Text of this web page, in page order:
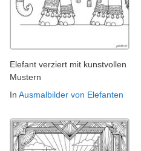
Elefant verziert mit kunstvollen
Mustern
In Ausmalbilder von Elefanten